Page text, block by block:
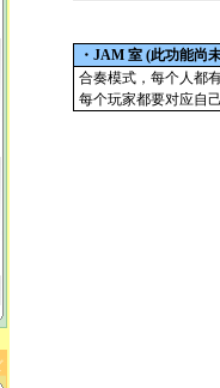
・JAM 室 (此功能尚
合奏模式，每个人都
每个玩家都要对应自